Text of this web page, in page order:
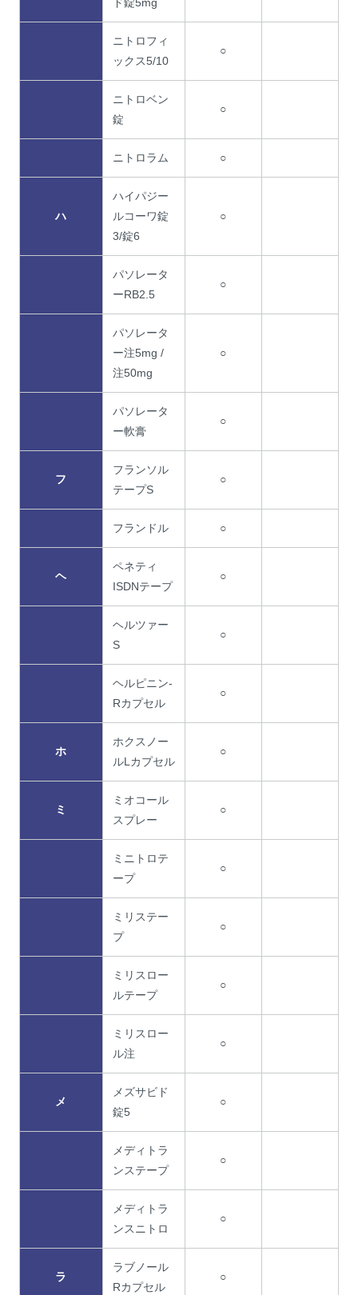
ド錠5mg
ニトロフィ
ックス5/10
○
ニトロベン
錠
○
ニトロラム ○
ハ
ハイパジー
ルコーワ錠
3/錠6
○
パソレータ
ーRB2.5
○
パソレータ
ー注5mg /
注50mg
○
パソレータ
ー軟膏
○
フ
フランソル
テープS
○
フランドル ○
ヘ
ペネティ
ISDNテープ
○
ヘルツァー
S
○
ヘルピニン-
Rカプセル
○
ホ
ホクスノー
ルLカプセル
○
ミ
ミオコール
スプレー
○
ミニトロテ
ープ
○
ミリステー
プ
○
ミリスロー
ルテープ
○
ミリスロー
ル注
○
メ
メズサビド
錠5
○
メディトラ
ンステープ
○
メディトラ
ンスニトロ
○
ラ
ラブノール
Rカプセル
○